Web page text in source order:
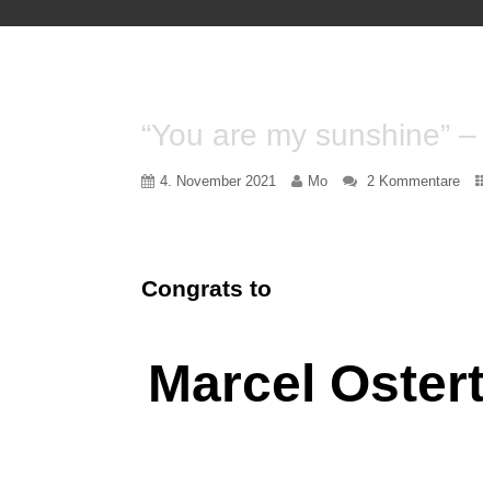
“You are my sunshine”
4. November 2021 Mo 2 Kommentare
Congrats to
Marcel